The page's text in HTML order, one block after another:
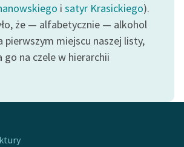
i satyr Krasickiego).
że — alfabetycznie — alkohol
pierwszym miejscu naszej listy,
go na czele w hierarchii